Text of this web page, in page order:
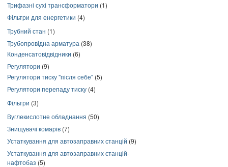
Трифазні сухі трансформатори (1)
Фільтри для енергетики (4)
Трубний стан (1)
Трубопровідна арматура (38)
Конденсатовідвідники (6)
Регулятори (9)
Регулятори тиску "після себе" (5)
Регулятори перепаду тиску (4)
Фільтри (3)
Вуглекислотне обладнання (50)
Знищувачі комарів (7)
Устаткування для автозаправних станцій (9)
Устаткування для автозаправних станцій-
нафтобаз (5)